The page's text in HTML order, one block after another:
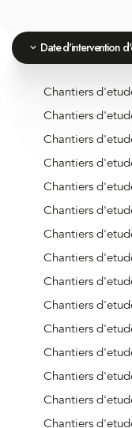
Date d'intervention
Chantiers
Chantiers
Chantiers
Chantiers
Chantiers
Chantiers
Chantiers
Chantiers
Chantiers
Chantiers
Chantiers
Chantiers
Chantiers
Chantiers
Chantiers